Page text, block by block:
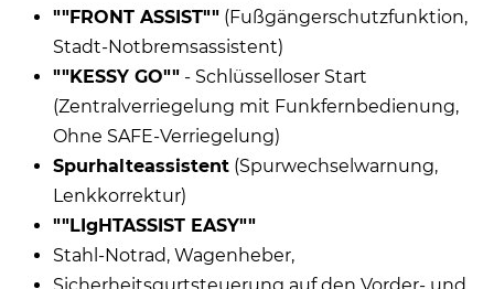
""FRONT ASSIST"" (Fußgängerschutzfunktion,
Stadt-Notbremsassistent)
""KESSY GO"" - Schlüsselloser Start
(Zentralverriegelung mit Funkfernbedienung,
Ohne SAFE-Verriegelung)
Spurhalteassistent (Spurwechselwarnung,
Lenkkorrektur)
""LIgHTASSIST EASY""
Stahl-Notrad, Wagenheber,